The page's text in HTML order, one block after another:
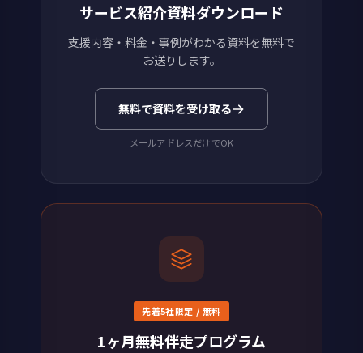
サービス紹介資料ダウンロード
支援内容・料金・事例がわかる資料を無料で
お送りします。
無料で資料を受け取る
メールアドレスだけでOK
先着5社限定 / 無料
1ヶ月無料伴走プログラム